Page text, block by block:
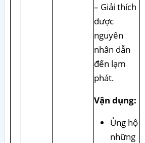
– Giải thích
được
nguyên
nhân dẫn
đến lạm
phát.
Vận dụng:
Ủng hộ
những